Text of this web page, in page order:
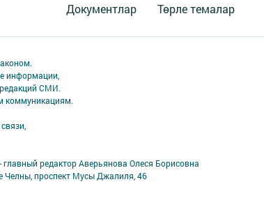
Документлар Төрле темалар
информации,
СМИ.
коммуникациям.
редактор Аверьянова Олеся Борисовна
Челны, проспект Мусы Джалиля, 46